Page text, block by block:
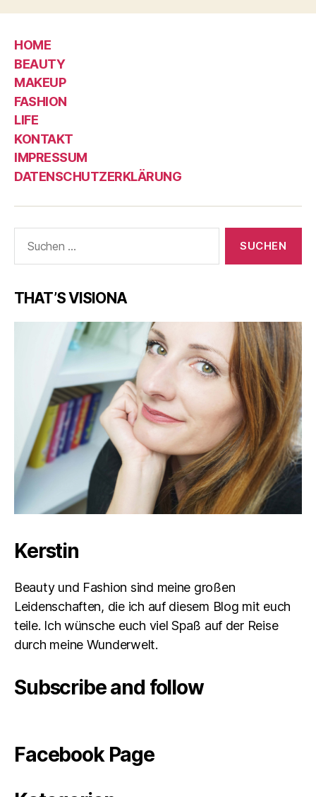
HOME
BEAUTY
MAKEUP
FASHION
LIFE
KONTAKT
IMPRESSUM
DATENSCHUTZERKLÄRUNG
nach:
THAT’S VISIONA
Kerstin
Beauty und Fashion sind meine großen
Leidenschaften, die ich auf diesem Blog mit euch
teile. Ich wünsche euch viel Spaß auf der Reise
durch meine Wunderwelt.
Subscribe and follow
Facebook Page